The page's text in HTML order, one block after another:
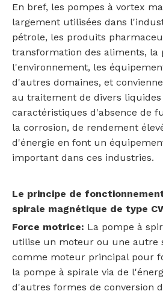
En bref, les pompes à vortex
largement utilisées dans
pétrole, les produits
transformation des aliments, la
l'environnement, les
d'autres domaines, et
au traitement de divers liquides
caractéristiques d'absence de
la corrosion, de rendement
d'énergie en font un
important dans ces industries.
Le principe de
spirale magnétique de type
Force motrice: La pompe à
utilise un moteur ou une autre
comme moteur principal pour
la pompe à spirale via de
d'autres formes de conversion